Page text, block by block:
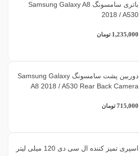
باتری سامسونگ Samsung Galaxy A8
2018 / A530
1,235,000 تومان
دوربین پشت سامسونگ Samsung Galaxy
A8 2018 / A530 Rear Back Camera
715,000 تومان
اسپری تمیز کننده ال سی دی 120 میلی لیتر